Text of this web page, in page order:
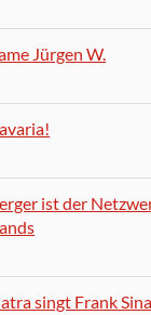
Jürgen W.
ist der
singt Frank